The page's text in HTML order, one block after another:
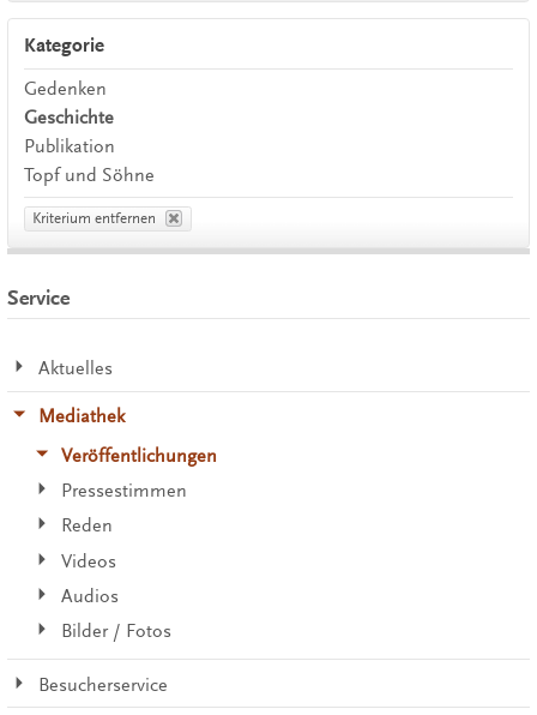
Kategorie
Gedenken
Geschichte
Publikation
Topf und Söhne
Kriterium entfernen
Service
Aktuelles
Mediathek
Veröffentlichungen
Pressestimmen
Reden
Videos
Audios
Bilder / Fotos
Besucherservice